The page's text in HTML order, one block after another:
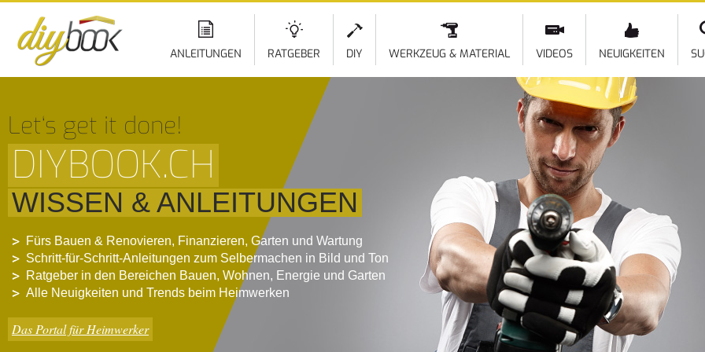
ANLEITUNGEN RATGEBER DIY WERKZEUG & MATERIAL VIDEOS NEUIGKEITEN
Let‘s get it done!
DIYBOOK.CH
WISSEN & ANLEITUNGEN
Fürs Bauen & Renovieren, Finanzieren, Garten und Wartung
Schritt-für-Schritt-Anleitungen zum Selbermachen in Bild und Ton
Ratgeber in den Bereichen Bauen, Wohnen, Energie und Garten
Alle Neuigkeiten und Trends beim Heimwerken
Das Portal für Heimwerker